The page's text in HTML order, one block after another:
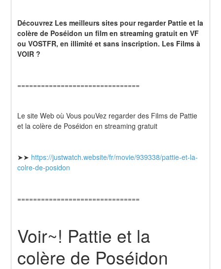
Découvrez Les meilleurs sites pour regarder Pattie et la
colère de Poséidon un film en streaming gratuit en VF
ou VOSTFR, en illimité et sans inscription. Les Films à
VOIR ?
===============================
Le site Web où Vous pouVez regarder des Films de Pattie
et la colère de Poséidon en streaming gratuit
➤➤ https://justwatch.website/fr/movie/939338/pattie-et-la-
colre-de-posidon
===============================
Voir~! Pattie et la
colère de Poséidon